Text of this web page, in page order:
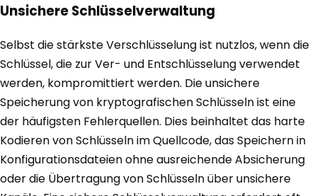
Unsichere Schlüsselverwaltung
Selbst die stärkste Verschlüsselung ist nutzlos, wenn die
Schlüssel, die zur Ver- und Entschlüsselung verwendet
werden, kompromittiert werden. Die unsichere
Speicherung von kryptografischen Schlüsseln ist eine
der häufigsten Fehlerquellen. Dies beinhaltet das harte
Kodieren von Schlüsseln im Quellcode, das Speichern in
Konfigurationsdateien ohne ausreichende Absicherung
oder die Übertragung von Schlüsseln über unsichere